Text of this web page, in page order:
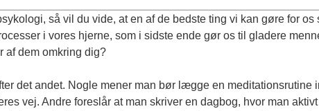
så vil du vide, at en af de bedste ting vi kan gøre for
i vores hjerne, som i sidste ende gør os til gladere
af dem omkring dig?
det andet. Nogle mener man bør lægge en
vej. Andre foreslår at man skriver en dagbog, hvor man